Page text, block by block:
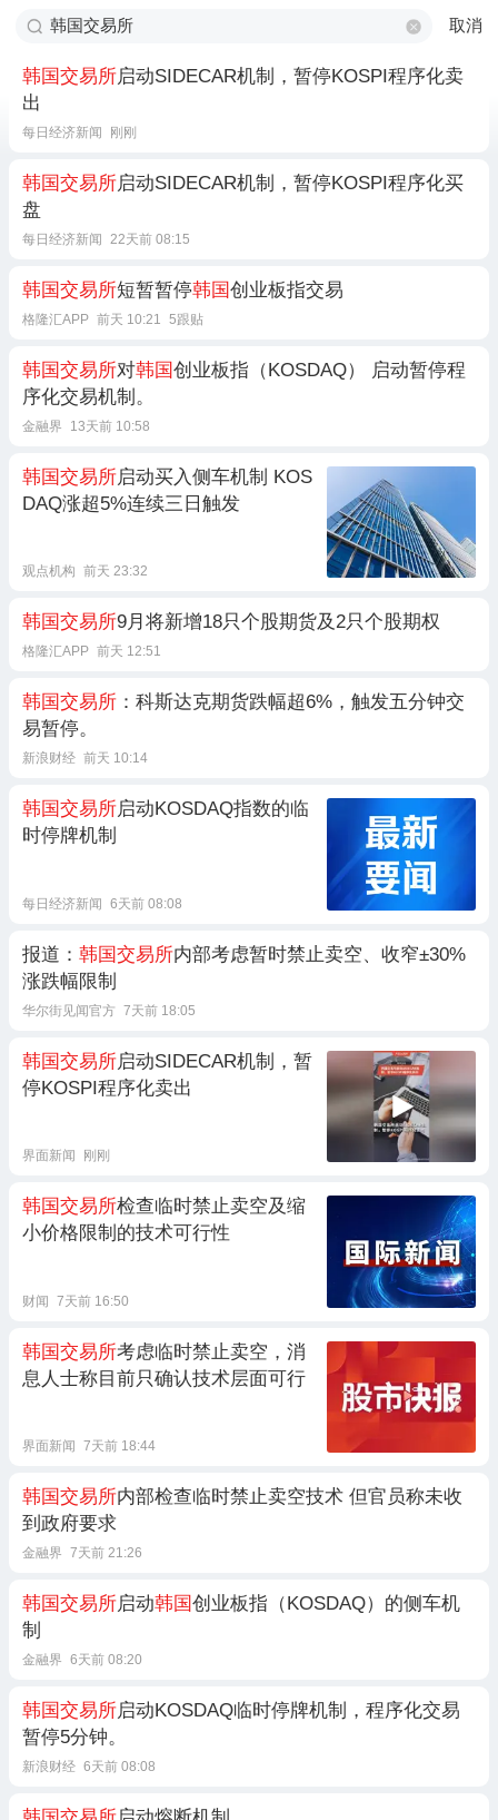
取消
韩国交易所启动SIDECAR机制，暂停KOSPI程序化卖
出
每日经济新闻 刚刚
韩国交易所启动SIDECAR机制，暂停KOSPI程序化买
盘
每日经济新闻 22天前 08:15
韩国交易所短暂暂停韩国创业板指交易
格隆汇APP 前天 10:21 5跟贴
韩国交易所对韩国创业板指（KOSDAQ） 启动暂停程
序化交易机制。
金融界 13天前 10:58
韩国交易所启动买入侧车机制 KOS
DAQ涨超5%连续三日触发
观点机构 前天 23:32
韩国交易所9月将新增18只个股期货及2只个股期权
格隆汇APP 前天 12:51
韩国交易所 ：科斯达克期货跌幅超6%，触发五分钟交
易暂停。
新浪财经 前天 10:14
韩国交易所启动KOSDAQ指数的临
时停牌机制
每日经济新闻 6天前 08:08
报道： 韩国交易所内部考虑暂时禁止卖空、收窄±30%
涨跌幅限制
华尔街见闻官方 7天前 18:05
韩国交易所启动SIDECAR机制，暂
停KOSPI程序化卖出
界面新闻 刚刚
韩国交易所检查临时禁止卖空及缩
小价格限制的技术可行性
财闻 7天前 16:50
韩国交易所考虑临时禁止卖空，消
息人士称目前只确认技术层面可行
界面新闻 7天前 18:44
韩国交易所内部检查临时禁止卖空技术 但官员称未收
到政府要求
金融界 7天前 21:26
韩国交易所启动韩国创业板指（KOSDAQ）的侧车机
制
金融界 6天前 08:20
韩国交易所启动KOSDAQ临时停牌机制，程序化交易
暂停5分钟。
新浪财经 6天前 08:08